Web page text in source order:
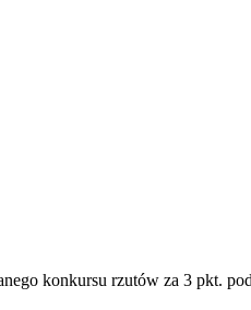
konkursu rzutów za 3 pkt.